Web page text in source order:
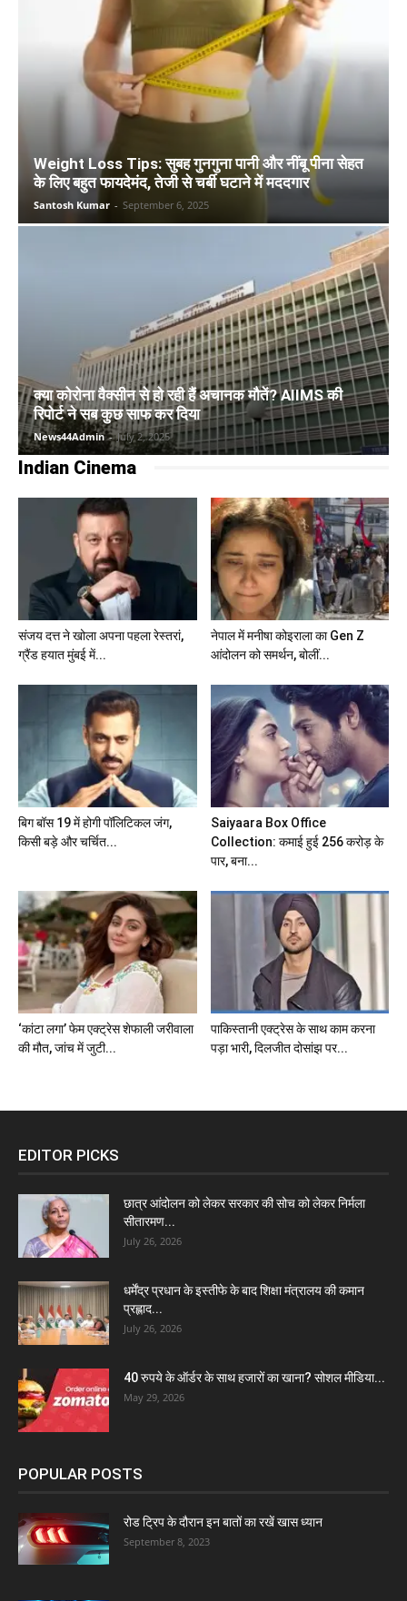
Weight Loss Tips: सुबह गुनगुना पानी और नींबू पीना सेहत
के लिए बहुत फायदेमंद, तेजी से चर्बी घटाने में मददगार
Santosh Kumar - September 6, 2025
क्या कोरोना वैक्सीन से हो रही हैं अचानक मौतें? AIIMS की
रिपोर्ट ने सब कुछ साफ कर दिया
News44Admin - July 2, 2025
Indian Cinema
संजय दत्त ने खोला अपना पहला रेस्तरां,
ग्रैंड हयात मुंबई में...
नेपाल में मनीषा कोइराला का Gen Z
आंदोलन को समर्थन, बोलीं...
बिग बॉस 19 में होगी पॉलिटिकल जंग,
किसी बड़े और चर्चित...
Saiyaara Box Office
Collection: कमाई हुई 256 करोड़ के
पार, बना...
‘कांटा लगा’ फेम एक्ट्रेस शेफाली जरीवाला
की मौत, जांच में जुटी...
पाकिस्तानी एक्ट्रेस के साथ काम करना
पड़ा भारी, दिलजीत दोसांझ पर...
EDITOR PICKS
छात्र आंदोलन को लेकर सरकार की सोच को लेकर निर्मला
सीतारमण...
July 26, 2026
धर्मेंद्र प्रधान के इस्तीफे के बाद शिक्षा मंत्रालय की कमान
प्रह्लाद...
July 26, 2026
40 रुपये के ऑर्डर के साथ हजारों का खाना? सोशल मीडिया...
May 29, 2026
POPULAR POSTS
रोड ट्रिप के दौरान इन बातों का रखें खास ध्यान
September 8, 2023